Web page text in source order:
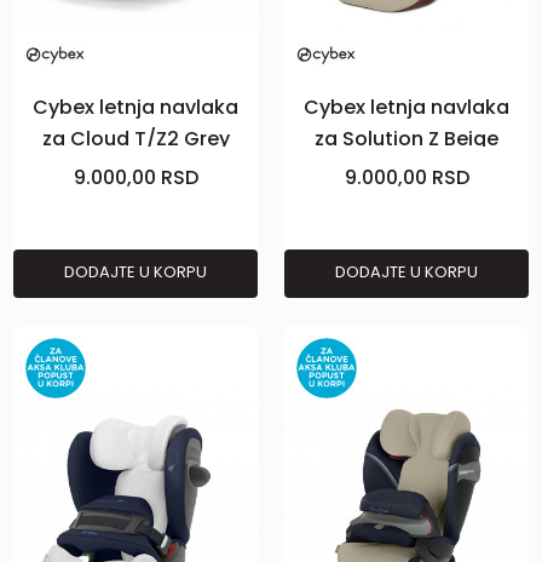
Cybex letnja navlaka
za Cloud T/Z2 Grey
9.000,00 RSD
DODAJTE U KORPU
Cybex letnja navlaka
za Solution Z Beige
9.000,00 RSD
DODAJTE U KORPU